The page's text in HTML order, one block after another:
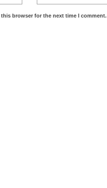
browser for the next time I comment.